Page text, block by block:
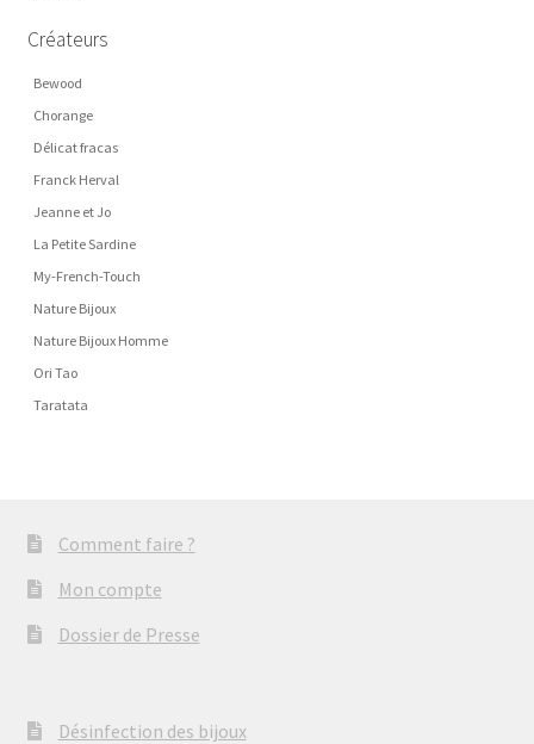
Créateurs
Bewood
Chorange
Délicat fracas
Franck Herval
Jeanne et Jo
La Petite Sardine
My-French-Touch
Nature Bijoux
Nature Bijoux Homme
Ori Tao
Taratata
Comment faire ?
Mon compte
Dossier de Presse
Désinfection des bijoux